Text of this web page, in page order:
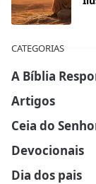
CATEGORIAS
A Bíblia
Artigos
Ceia do
Devocionais
Dia dos pais